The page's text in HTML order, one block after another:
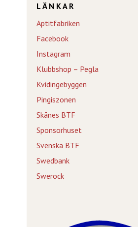
LÄNKAR
Aptitfabriken
Facebook
Instagram
Klubbshop – Pegla
Kvidingebyggen
Pingiszonen
Skånes BTF
Sponsorhuset
Svenska BTF
Swedbank
Swerock